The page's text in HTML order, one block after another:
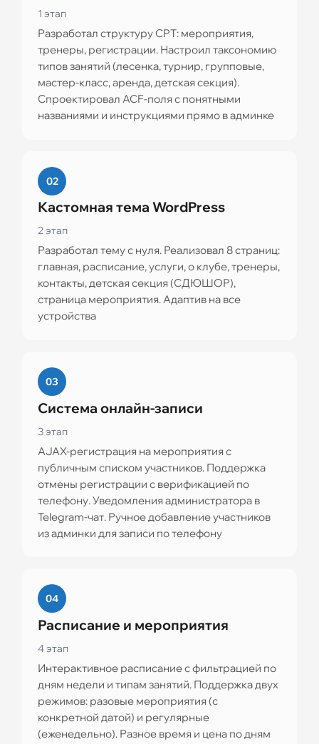
1 этап
Разработал структуру CPT: мероприятия,
тренеры, регистрации. Настроил таксономию
типов занятий (лесенка, турнир, групповые,
мастер-класс, аренда, детская секция).
Спроектировал ACF-поля с понятными
названиями и инструкциями прямо в админке
02
Кастомная тема WordPress
2 этап
Разработал тему с нуля. Реализовал 8 страниц:
главная, расписание, услуги, о клубе, тренеры,
контакты, детская секция (СДЮШОР),
страница мероприятия. Адаптив на все
устройства
03
Система онлайн-записи
3 этап
AJAX-регистрация на мероприятия с
публичным списком участников. Поддержка
отмены регистрации с верификацией по
телефону. Уведомления администратора в
Telegram-чат. Ручное добавление участников
из админки для записи по телефону
04
Расписание и мероприятия
4 этап
Интерактивное расписание с фильтрацией по
дням недели и типам занятий. Поддержка двух
режимов: разовые мероприятия (с
конкретной датой) и регулярные
(еженедельно). Разное время и цена по дням